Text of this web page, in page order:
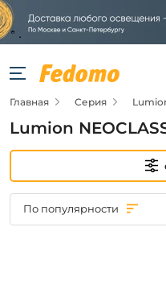
Фильтры
Цена
от
Главная Серия
Lumion
По популярности